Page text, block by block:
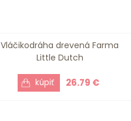
Vláčikodráha drevená Farma
Little Dutch
26.79 €